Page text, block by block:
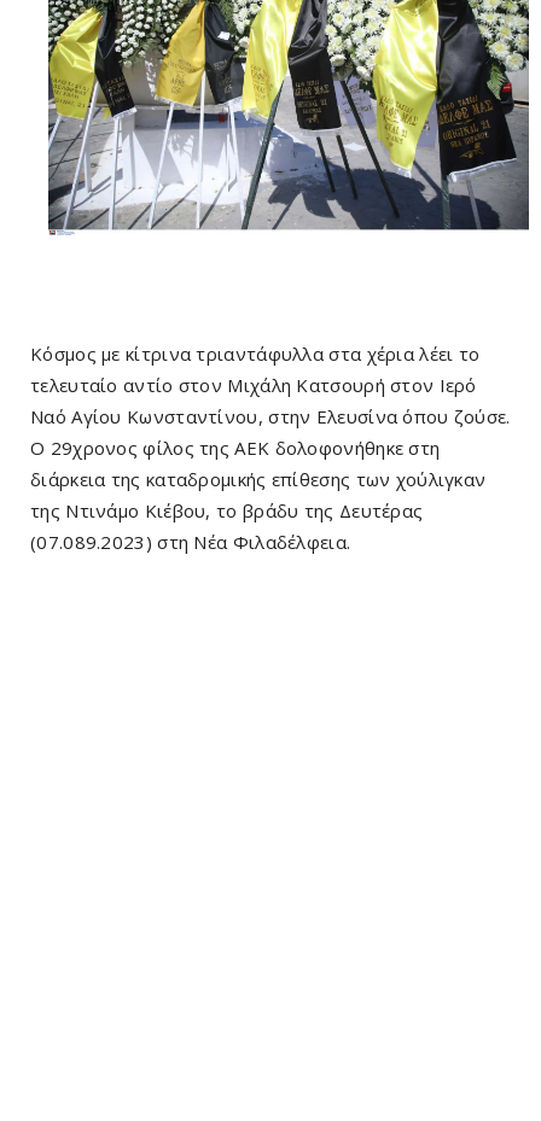
Κόσμος με κίτρινα τριαντάφυλλα στα χέρια λέει το
τελευταίο αντίο στον Μιχάλη Κατσουρή στον Ιερό
Ναό Αγίου Κωνσταντίνου, στην Ελευσίνα όπου ζούσε.
Ο 29χρονος φίλος της ΑΕΚ δολοφονήθηκε στη
διάρκεια της καταδρομικής επίθεσης των χούλιγκαν
της Ντινάμο Κιέβου, το βράδυ της Δευτέρας
(07.089.2023) στη Νέα Φιλαδέλφεια.